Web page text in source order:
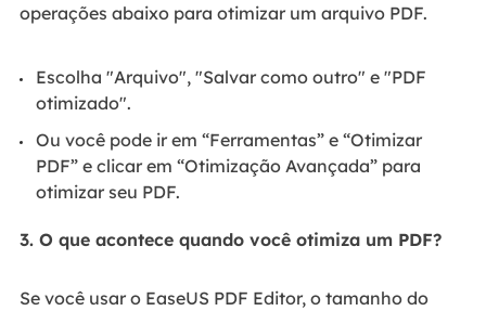
operações abaixo para otimizar um arquivo PDF.
Escolha "Arquivo", "Salvar como outro" e "PDF
otimizado".
Ou você pode ir em “Ferramentas” e “Otimizar
PDF” e clicar em “Otimização Avançada” para
otimizar seu PDF.
3. O que acontece quando você otimiza um PDF?
Se você usar o EaseUS PDF Editor, o tamanho do